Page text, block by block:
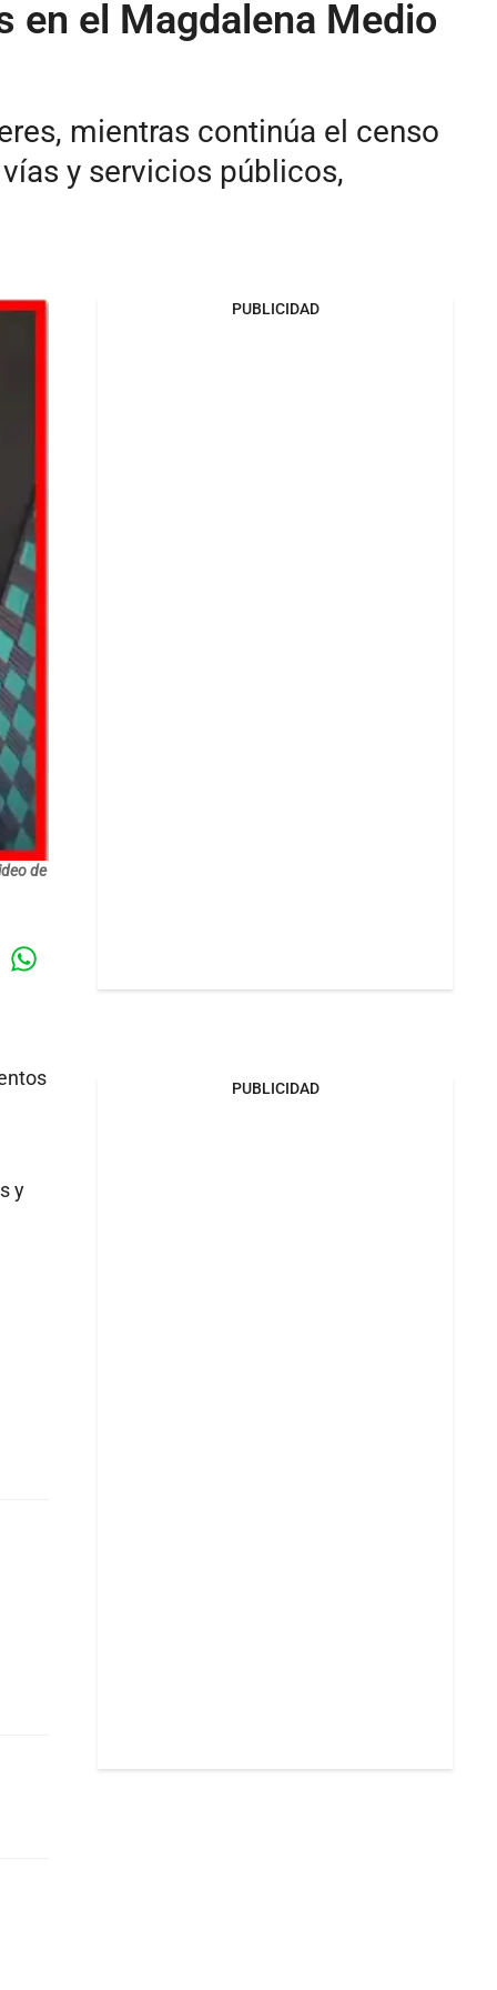
en el Magdalena Medio
mientras continúa el censo
y servicios públicos,
de
y
PUBLICIDAD
PUBLICIDAD